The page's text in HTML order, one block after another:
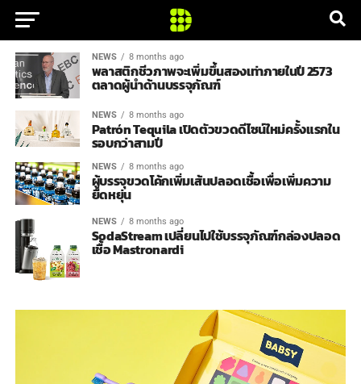
NEWS 8 months ago
พลาสติกชีวภาพจะเพิ่มขึ้นสองเท่าภายในปี 2573
ตลาดผู้นำด้านบรรจุภัณฑ์
NEWS 8 months ago
Patrón Tequila เปิดตัวขวดดีไซน์ใหม่ครั้งแรกใน
รอบกว่าสามปี
NEWS 8 months ago
ผู้บรรจุขวดโค้กเพิ่มเส้นปลอดเชื้อเพื่อเพิ่มความ
ยืดหยุ่น
NEWS 8 months ago
SodaStream เปลี่ยนไปใช้บรรจุภัณฑ์กล่องปลอด
เชื้อ Mastronardi